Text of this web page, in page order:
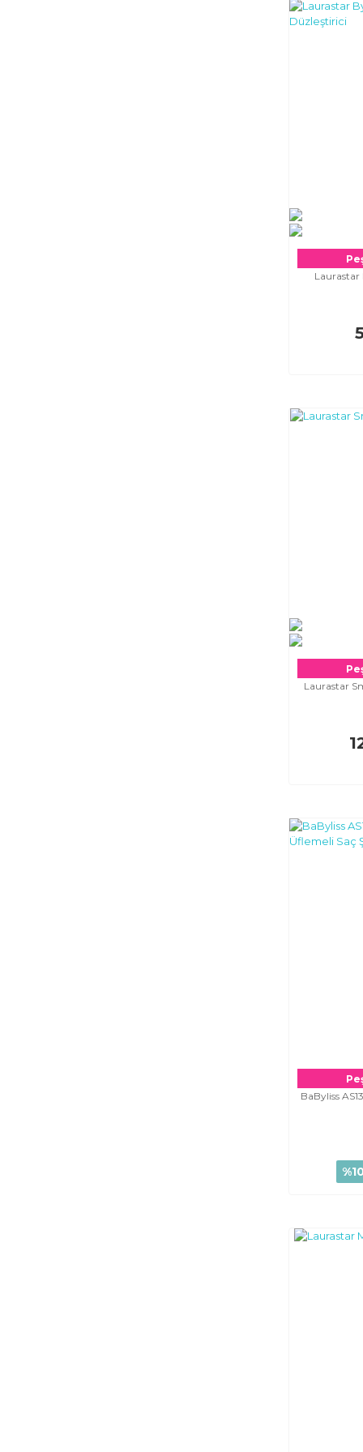
Laurastar
Laurastar
BaByliss